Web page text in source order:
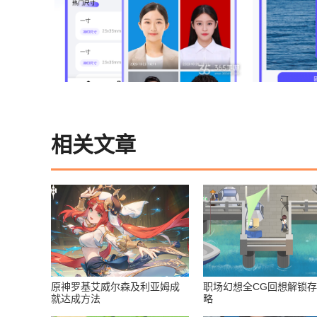
相关文章
原神罗基艾威尔森及利亚姆成
就达成方法
职场幻想全CG回想解锁
略